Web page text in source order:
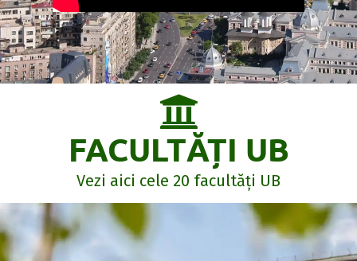
FACULTĂȚI UB
Vezi aici cele 20 facultăți UB